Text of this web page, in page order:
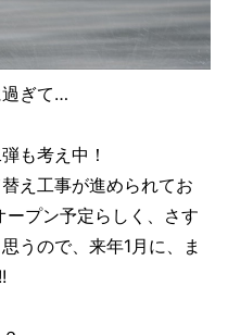
過ぎて…
も考え中！
え工事が進められてお
プン予定らしく、さす
うので、来年1月に、ま